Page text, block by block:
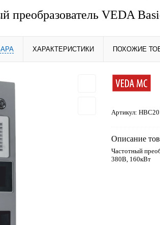
преобразователь VEDA
ХАРАКТЕРИСТИКИ ПОХОЖИЕ
Артикул:
Описание
Частотный
380В, 160кВт